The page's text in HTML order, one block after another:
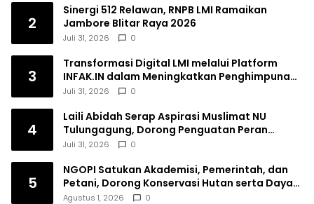
2
Sinergi 512 Relawan, RNPB LMI Ramaikan
Jambore Blitar Raya 2026
Juli 31, 2026 0
3
Transformasi Digital LMI melalui Platform
INFAK.IN dalam Meningkatkan Penghimpunan
Dana Filantropi Islam
Juli 31, 2026 0
4
Laili Abidah Serap Aspirasi Muslimat NU
Tulungagung, Dorong Penguatan Peran
Perempuan
Juli 31, 2026 0
5
NGOPI Satukan Akademisi, Pemerintah, dan
Petani, Dorong Konservasi Hutan serta Daya
Saing Kopi Tulungagung
Agustus 1, 2026 0